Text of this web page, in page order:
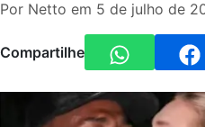
Por Netto em 5 de julho de
Compartilhe